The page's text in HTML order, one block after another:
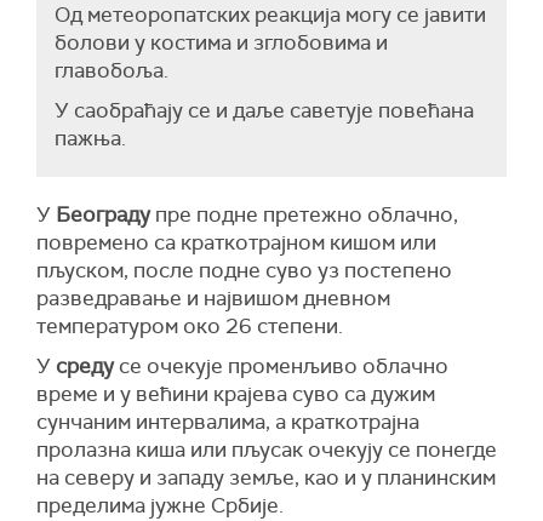
Од метеоропатских реакција могу се јавити
болови у костима и зглобовима и
главобоља.
У саобраћају се и даље саветује повећана
пажња.
У Београдупре подне претежно облачно,
повремено са краткотрајном кишом или
пљуском, после подне суво уз постепено
разведравање и највишом дневном
температуром око 26 степени.
У средусе очекује променљиво облачно
време и у већини крајева суво са дужим
сунчаним интервалима, а краткотрајна
пролазна киша или пљусак очекују се понегде
на северу и западу земље, као и у планинским
пределима јужне Србије.